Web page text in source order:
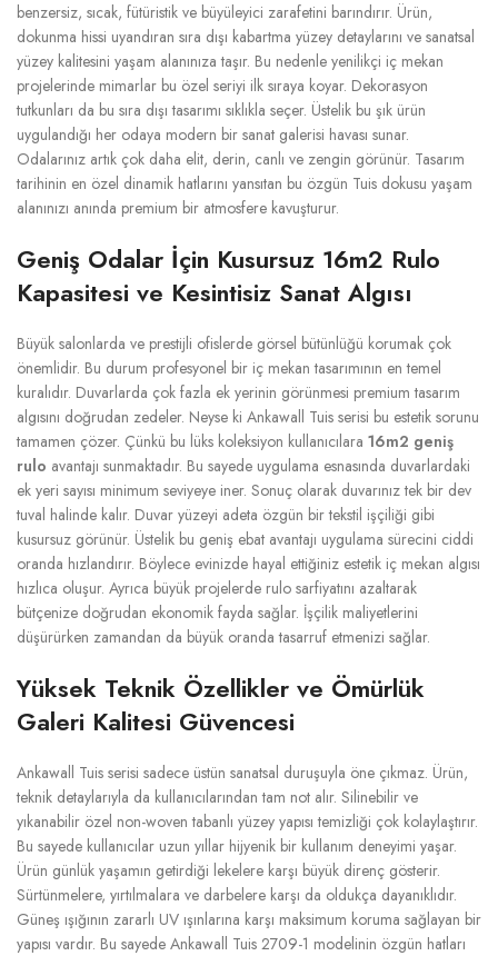
benzersiz, sıcak, fütüristik ve büyüleyici zarafetini barındırır. Ürün,
dokunma hissi uyandıran sıra dışı kabartma yüzey detaylarını ve sanatsal
yüzey kalitesini yaşam alanınıza taşır. Bu nedenle yenilikçi iç mekan
projelerinde mimarlar bu özel seriyi ilk sıraya koyar. Dekorasyon
tutkunları da bu sıra dışı tasarımı sıklıkla seçer. Üstelik bu şık ürün
uygulandığı her odaya modern bir sanat galerisi havası sunar.
Odalarınız artık çok daha elit, derin, canlı ve zengin görünür. Tasarım
tarihinin en özel dinamik hatlarını yansıtan bu özgün Tuis dokusu yaşam
alanınızı anında premium bir atmosfere kavuşturur.
Geniş Odalar İçin Kusursuz 16m2 Rulo
Kapasitesi ve Kesintisiz Sanat Algısı
Büyük salonlarda ve prestijli ofislerde görsel bütünlüğü korumak çok
önemlidir. Bu durum profesyonel bir iç mekan tasarımının en temel
kuralıdır. Duvarlarda çok fazla ek yerinin görünmesi premium tasarım
algısını doğrudan zedeler. Neyse ki Ankawall Tuis serisi bu estetik sorunu
tamamen çözer. Çünkü bu lüks koleksiyon kullanıcılara 16m2 geniş
rulo avantajı sunmaktadır. Bu sayede uygulama esnasında duvarlardaki
ek yeri sayısı minimum seviyeye iner. Sonuç olarak duvarınız tek bir dev
tuval halinde kalır. Duvar yüzeyi adeta özgün bir tekstil işçiliği gibi
kusursuz görünür. Üstelik bu geniş ebat avantajı uygulama sürecini ciddi
oranda hızlandırır. Böylece evinizde hayal ettiğiniz estetik iç mekan algısı
hızlıca oluşur. Ayrıca büyük projelerde rulo sarfiyatını azaltarak
bütçenize doğrudan ekonomik fayda sağlar. İşçilik maliyetlerini
düşürürken zamandan da büyük oranda tasarruf etmenizi sağlar.
Yüksek Teknik Özellikler ve Ömürlük
Galeri Kalitesi Güvencesi
Ankawall Tuis serisi sadece üstün sanatsal duruşuyla öne çıkmaz. Ürün,
teknik detaylarıyla da kullanıcılarından tam not alır. Silinebilir ve
yıkanabilir özel non-woven tabanlı yüzey yapısı temizliği çok kolaylaştırır.
Bu sayede kullanıcılar uzun yıllar hijyenik bir kullanım deneyimi yaşar.
Ürün günlük yaşamın getirdiği lekelere karşı büyük direnç gösterir.
Sürtünmelere, yırtılmalara ve darbelere karşı da oldukça dayanıklıdır.
Güneş ışığının zararlı UV ışınlarına karşı maksimum koruma sağlayan bir
yapısı vardır. Bu sayede Ankawall Tuis 2709-1 modelinin özgün hatları